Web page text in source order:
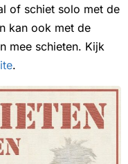
of schiet solo met de
kan ook met de
mee schieten. Kijk
.